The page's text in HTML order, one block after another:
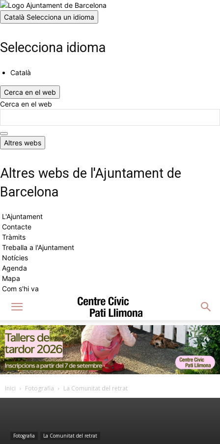
Català Selecciona un idioma
Selecciona idioma
Català
Cerca en el web
Cerca en el web
Altres webs
Altres webs de l'Ajuntament de
Barcelona
L'Ajuntament
Contacte
Tràmits
Treballa a l'Ajuntament
Notícies
Agenda
Mapa
Com s'hi va
Inici Fotografia La Comunitat del retrat
Fotografia La Comunitat del retrat